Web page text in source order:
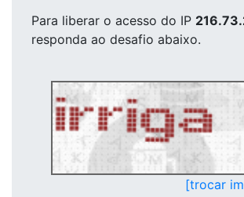
Para liberar o acesso do IP
responda ao desafio abaixo.
[trocar